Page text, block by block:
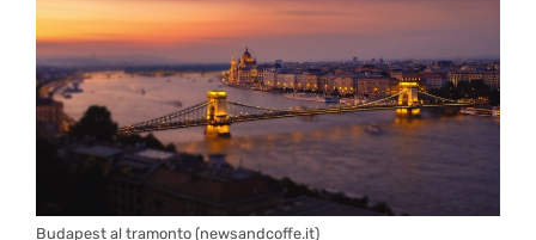
Budapest al tramonto (newsandcoffe.it)